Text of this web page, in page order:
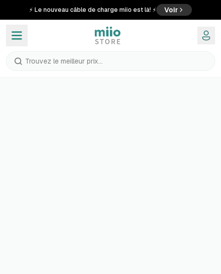
⚡ Le nouveau câble de charge miio est là! ⚡ Voir
Trouvez le meilleur prix...